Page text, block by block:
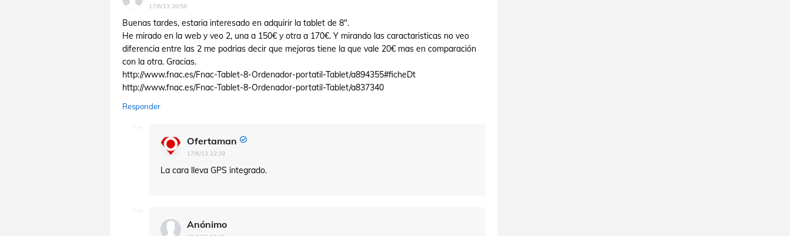
17/6/13 20:58
Buenas tardes, estaria interesado en adquirir la tablet de 8".
He mirado en la web y veo 2, una a 150€ y otra a 170€. Y mirando las caractaristicas no veo
diferencia entre las 2 me podrias decir que mejoras tiene la que vale 20€ mas en comparación
con la otra. Gracias.
http://www.fnac.es/Fnac-Tablet-8-Ordenador-portatil-Tablet/a894355#ficheDt
http://www.fnac.es/Fnac-Tablet-8-Ordenador-portatil-Tablet/a837340
Responder
Ofertaman
17/6/13 22:39
La cara lleva GPS integrado.
Anónimo